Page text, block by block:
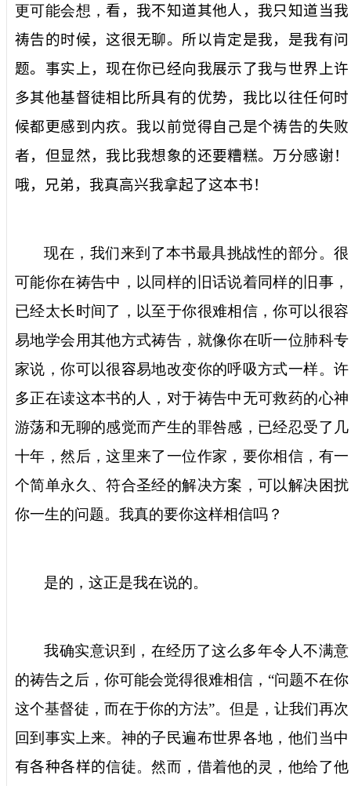
更可能会想，看，我不知道其他人，我只知道当我
祷告的时候，这很无聊。所以肯定是我，是我有问
题。事实上，现在你已经向我展示了我与世界上许
多其他基督徒相比所具有的优势，我比以往任何时
候都更感到内疚。我以前觉得自己是个祷告的失败
者，但显然，我比我想象的还要糟糕。万分感谢！
哦，兄弟，我真高兴我拿起了这本书！
现在，我们来到了本书最具挑战性的部分。很
可能你在祷告中，以同样的旧话说着同样的旧事，
已经太长时间了，以至于你很难相信，你可以很容
易地学会用其他方式祷告，就像你在听一位肺科专
家说，你可以很容易地改变你的呼吸方式一样。许
多正在读这本书的人，对于祷告中无可救药的心神
游荡和无聊的感觉而产生的罪咎感，已经忍受了几
十年，然后，这里来了一位作家，要你相信，有一
个简单永久、符合圣经的解决方案，可以解决困扰
你一生的问题。我真的要你这样相信吗？
是的，这正是我在说的。
我确实意识到，在经历了这么多年令人不满意
的祷告之后，你可能会觉得很难相信， “问题不在你
这个基督徒，而在于你的方法”。但是，让我们再次
回到事实上来。神的子民遍布世界各地，他们当中
有各种各样的信徒。然而，借着他的灵，他给了他